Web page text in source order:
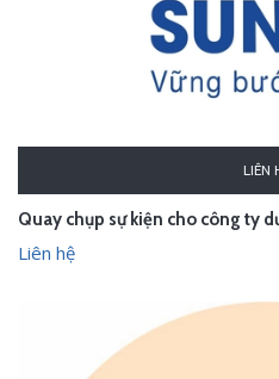
LIÊN
Quay chụp sự kiện cho công ty
Liên hệ